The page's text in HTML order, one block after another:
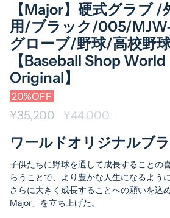
【Major】硬式グラブ /
用/ブラック/005/
グローブ/野球/高校野
【Baseball Shop World
Original】
20%OFF
¥35,200
通
価
格
¥44,000
ワールドオリジナルブ
子供たちに野球を通して成長することの
らうことで、より豊かな人生になるよう
さらに大きく成長することへの願いを込
Major」を立ち上げた。